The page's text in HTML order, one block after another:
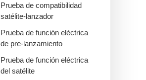
Prueba de compatibilidad
satélite-lanzador
Prueba de función eléctrica
de pre-lanzamiento
Prueba de función eléctrica
del satélite